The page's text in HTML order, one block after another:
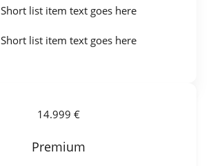
Short list item text goes here
Short list item text goes here
14.999 €
Premium